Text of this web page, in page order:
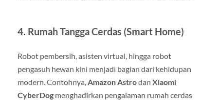
4. Rumah Tangga Cerdas (Smart Home)
Robot pembersih, asisten virtual, hingga robot
pengasuh hewan kini menjadi bagian dari kehidupan
modern. Contohnya, Amazon Astrodan Xiaomi
CyberDog menghadirkan pengalaman rumah cerdas